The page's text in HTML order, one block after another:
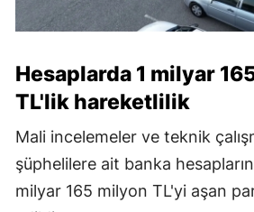
Hesaplarda 1 milyar
TL'lik hareketlilik
Mali incelemeler ve teknik
şüphelilere ait banka
milyar 165 milyon TL'yi aşan